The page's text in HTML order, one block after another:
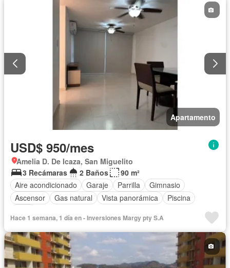
Apartamento
USD$ 950/mes
Amelia D. De Icaza, San Miguelito
3 Recámaras
2 Baños
90 m²
Aire acondicionado
Garaje Parrilla
Gimnasio
Ascensor
Gas natural Vista panorámica
Piscina
Hace 1 semana, 1 día en - Inversiones Margy pty S.A